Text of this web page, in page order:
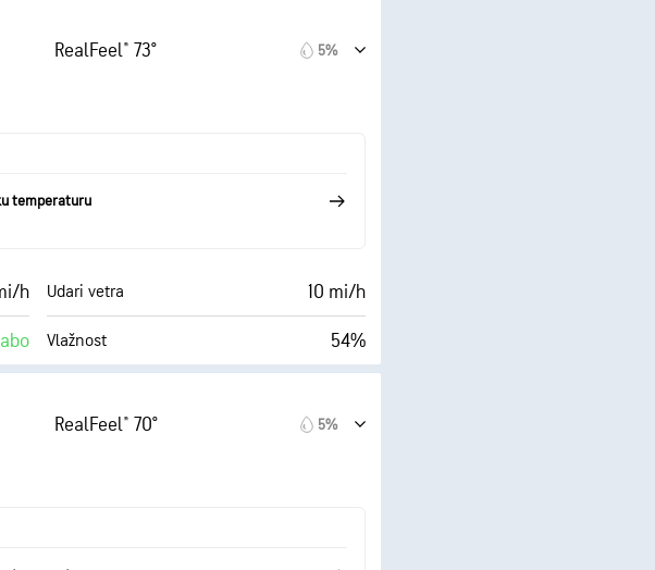
Vidljivost 10 mi
RealFeel® 73° 5%
temperaturu
h Udari vetra 10 mi/h
Vlažnost 54%
Oblačno
Vidljivost 10 mi
RealFeel® 70° 5%